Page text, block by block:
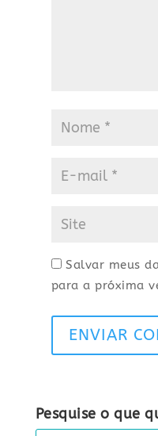
Salvar meus
para a próxima
ENVIAR
Pesquise o que